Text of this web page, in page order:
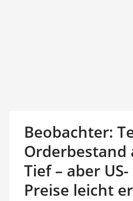
Beobachter:
Orderbestand
Tief – aber
Preise leicht